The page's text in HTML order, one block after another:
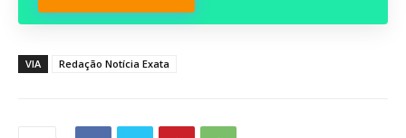
VIA Redação Notícia Exata